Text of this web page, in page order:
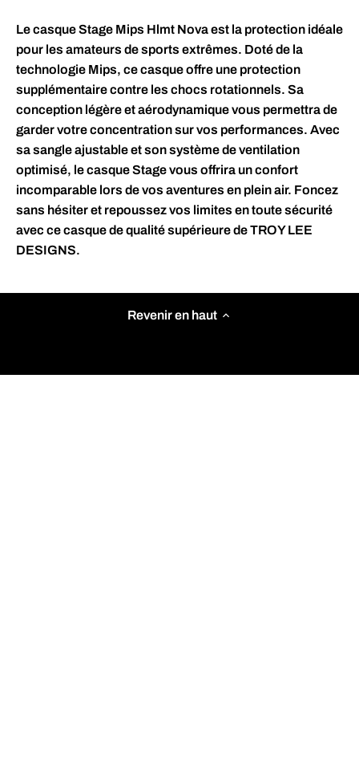
Le casque Stage Mips Hlmt Nova est la protection idéale
pour les amateurs de sports extrêmes. Doté de la
technologie Mips, ce casque offre une protection
supplémentaire contre les chocs rotationnels. Sa
conception légère et aérodynamique vous permettra de
garder votre concentration sur vos performances. Avec
sa sangle ajustable et son système de ventilation
optimisé, le casque Stage vous offrira un confort
incomparable lors de vos aventures en plein air. Foncez
sans hésiter et repoussez vos limites en toute sécurité
avec ce casque de qualité supérieure de TROY LEE
DESIGNS.
Revenir en haut